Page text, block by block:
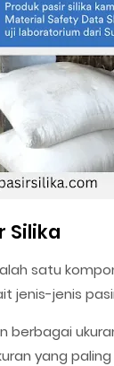
Silika
satu
jenis-jenis
berbagai
yang